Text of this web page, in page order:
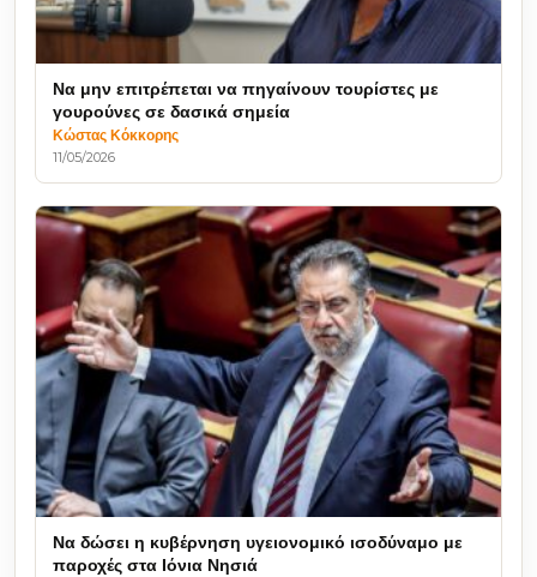
Να μην επιτρέπεται να πηγαίνουν τουρίστες με
γουρούνες σε δασικά σημεία
Κώστας Κόκκορης
11/05/2026
Να δώσει η κυβέρνηση υγειονομικό ισοδύναμο με
παροχές στα Ιόνια Νησιά